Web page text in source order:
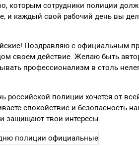
которым сотрудники полиции
и каждый свой рабочий день вы
Поздравляю с официальным
своем действие. Желаю быть
профессионализм в столь
российской полиции хочется от
спокойствие и безопасность
защищают твои интересы.